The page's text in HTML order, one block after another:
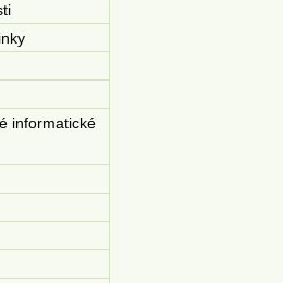
informatické